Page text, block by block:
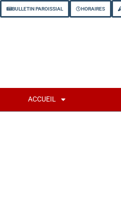
BULLETIN PAROISSIAL HORAIRES
ACCUEIL